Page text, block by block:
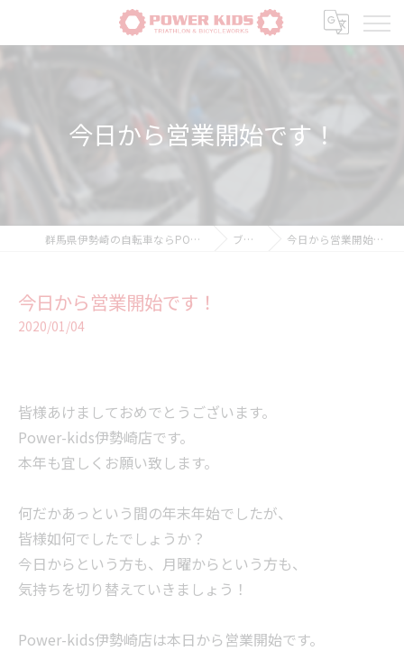
今日から営業開始です！
群馬県伊勢崎の自転車ならPOWER-KIDS ブログ 今日から営業開始です！
今日から営業開始です！
2020/01/04
皆様あけましておめでとうございます。
Power-kids伊勢崎店です。
本年も宜しくお願い致します。
何だかあっという間の年末年始でしたが、
皆様如何でしたでしょうか？
今日からという方も、月曜からという方も、
気持ちを切り替えていきましょう！
Power-kids伊勢崎店は本日から営業開始です。